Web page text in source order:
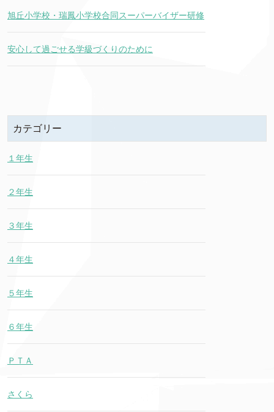
旭丘小学校・瑞鳳小学校合同スーパーバイザー研修
安心して過ごせる学級づくりのために
カテゴリー
１年生
２年生
３年生
４年生
５年生
６年生
ＰＴＡ
さくら